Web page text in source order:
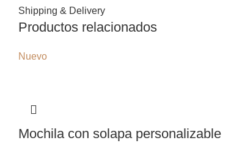
Shipping & Delivery
Productos relacionados
Nuevo
Mochila con solapa personalizable